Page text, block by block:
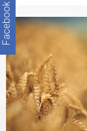
Facebook